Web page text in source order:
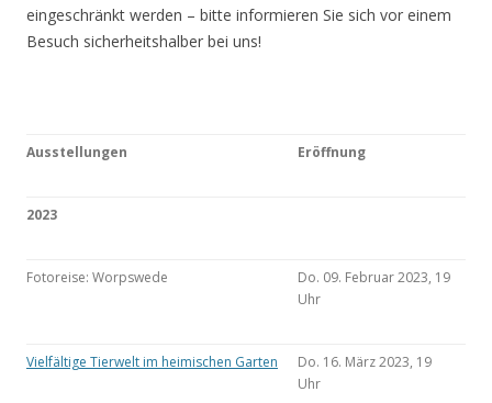
eingeschränkt werden – bitte informieren Sie sich vor einem
Besuch sicherheitshalber bei uns!
Ausstellungen Eröffnung
2023
Fotoreise: Worpswede
Do. 09. Februar 2023, 19
Uhr
Vielfältige Tierwelt im heimischen Garten
Do. 16. März 2023, 19
Uhr